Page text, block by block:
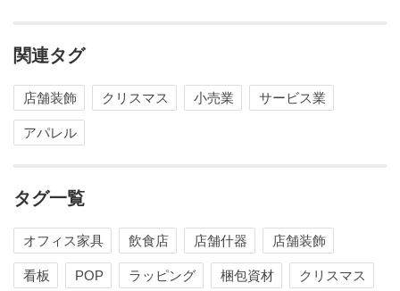
関連タグ
店舗装飾 クリスマス 小売業 サービス業
アパレル
タグ一覧
オフィス家具 飲食店 店舗什器 店舗装飾
看板 POP ラッピング 梱包資材 クリスマス